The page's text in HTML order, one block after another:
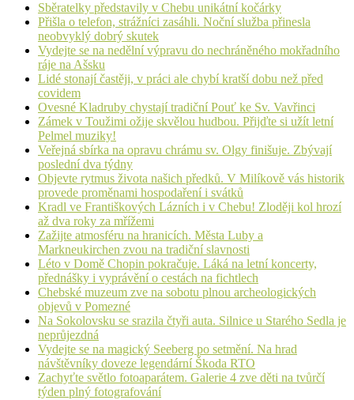
Sběratelky představily v Chebu unikátní kočárky
Přišla o telefon, strážníci zasáhli. Noční služba přinesla
neobvyklý dobrý skutek
Vydejte se na nedělní výpravu do nechráněného mokřadního
ráje na Ašsku
Lidé stonají častěji, v práci ale chybí kratší dobu než před
covidem
Ovesné Kladruby chystají tradiční Pouť ke Sv. Vavřinci
Zámek v Toužimi ožije skvělou hudbou. Přijďte si užít letní
Pelmel muziky!
Veřejná sbírka na opravu chrámu sv. Olgy finišuje. Zbývají
poslední dva týdny
Objevte rytmus života našich předků. V Milíkově vás historik
provede proměnami hospodaření i svátků
Kradl ve Františkových Lázních i v Chebu! Zloději kol hrozí
až dva roky za mřížemi
Zažijte atmosféru na hranicích. Města Luby a
Markneukirchen zvou na tradiční slavnosti
Léto v Domě Chopin pokračuje. Láká na letní koncerty,
přednášky i vyprávění o cestách na fichtlech
Chebské muzeum zve na sobotu plnou archeologických
objevů v Pomezné
Na Sokolovsku se srazila čtyři auta. Silnice u Starého Sedla je
neprůjezdná
Vydejte se na magický Seeberg po setmění. Na hrad
návštěvníky doveze legendární Škoda RTO
Zachyťte světlo fotoaparátem. Galerie 4 zve děti na tvůrčí
týden plný fotografování